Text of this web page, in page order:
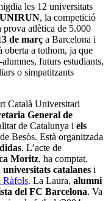
les 12 universitats
UNIRUN, la competició
prova atlètica de 5.000
de març a Barcelona i
oberta a tothom, ja que
futurs estudiants,
o simpatitzants
Català Universitari
General de
de Catalunya i els
Besòs. Està organitzada
. L’acte de
Moritz, ha comptat,
universitats catalanes i
Ràfols. La Laura, alumni
del FC Barcelona. Va